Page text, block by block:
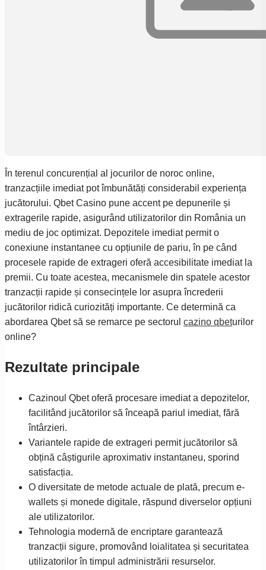
În terenul concurențial al jocurilor de noroc online,
tranzacțiile imediat pot îmbunătăți considerabil experiența
jucătorului. Qbet Casino pune accent pe depunerile și
extragerile rapide, asigurând utilizatorilor din România un
mediu de joc optimizat. Depozitele imediat permit o
conexiune instantanee cu opțiunile de pariu, în pe când
procesele rapide de extrageri oferă accesibilitate imediat la
premii. Cu toate acestea, mecanismele din spatele acestor
tranzacții rapide și consecințele lor asupra încrederii
jucătorilor ridică curiozități importante. Ce determină ca
abordarea Qbet să se remarce pe sectorul cazino qbeturilor
online?
Rezultate principale
Cazinoul Qbet oferă procesare imediat a depozitelor,
facilitând jucătorilor să înceapă pariul imediat, fără
întârzieri.
Variantele rapide de extrageri permit jucătorilor să
obțină câștigurile aproximativ instantaneu, sporind
satisfacția.
O diversitate de metode actuale de plată, precum e-
wallets și monede digitale, răspund diverselor opțiuni
ale utilizatorilor.
Tehnologia modernă de encriptare garantează
tranzacții sigure, promovând loialitatea și securitatea
utilizatorilor în timpul administrării resurselor.